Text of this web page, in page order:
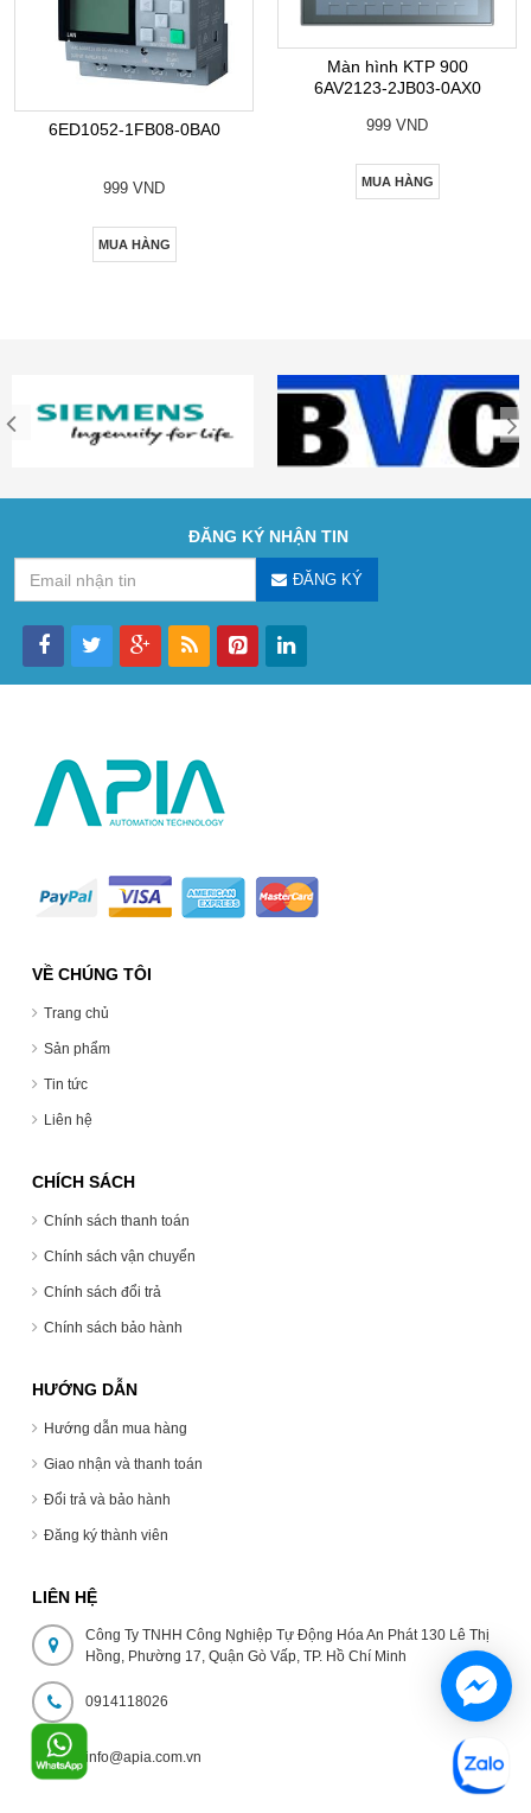
6ED1052-1FB08-0BA0
999 VND
MUA HÀNG
Màn hình KTP 900
6AV2123-2JB03-0AX0
999 VND
MUA HÀNG
ĐĂNG KÝ NHẬN TIN
ĐĂNG KÝ
VỀ CHÚNG TÔI
Trang chủ
Sản phẩm
Tin tức
Liên hệ
CHÍCH SÁCH
Chính sách thanh toán
Chính sách vận chuyển
Chính sách đổi trả
Chính sách bảo hành
HƯỚNG DẪN
Hướng dẫn mua hàng
Giao nhận và thanh toán
Đổi trả và bảo hành
Đăng ký thành viên
LIÊN HỆ
Công Ty TNHH Công Nghiệp Tự Động Hóa An Phát 130 Lê Thị
Hồng, Phường 17, Quận Gò Vấp, TP. Hồ Chí Minh
0914118026
info@apia.com.vn